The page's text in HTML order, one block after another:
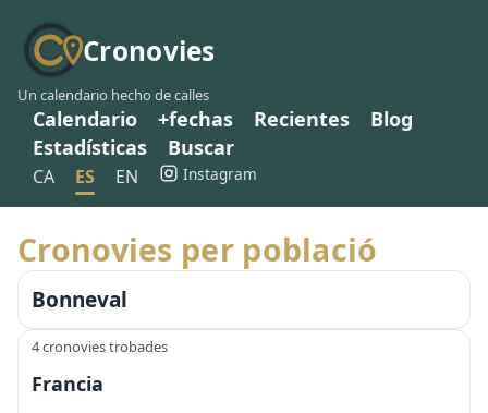
Cronovies
Un calendario hecho de calles
Calendario +fechas Recientes
Blog
Estadísticas
Buscar
CA ES EN Instagram
Cronovies per població
Bonneval
4 cronovies trobades
Francia